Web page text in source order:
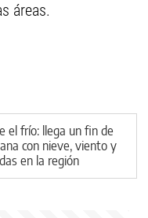
áreas.
el frío: llega un fin de
con nieve, viento y
en la región